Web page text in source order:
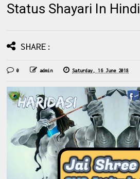
Status Shayari In Hindi
SHARE:
0 admin Saturday, 16 June 2018